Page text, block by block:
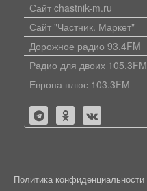
Сайт chastnik-m.ru
Сайт "Частник. Маркет"
Дорожное радио 93.4FM
Радио для двоих 105.3FM
Европа плюс 103.3FM
Политика конфиденциальности